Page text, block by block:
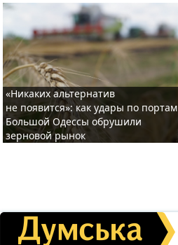
«Никаких альтернатив
не появится»: как удары по портам
Большой Одессы обрушили
зерновой рынок